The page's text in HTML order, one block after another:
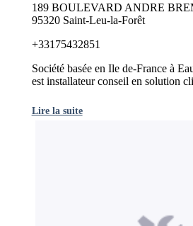
189 BOULEVARD ANDRE
95320 Saint-Leu-la-Forêt
+33175432851
Société basée en Ile de-France à
est installateur conseil en solution
Lire la suite